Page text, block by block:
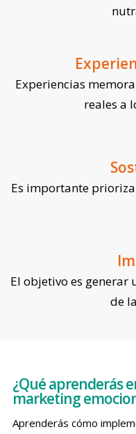
Experiencias
reales a
Es importante
El objetivo es generar
de
¿Qué aprenderás
marketing
Aprenderás cómo